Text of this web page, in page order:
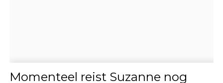
Momenteel reist Suzanne nog